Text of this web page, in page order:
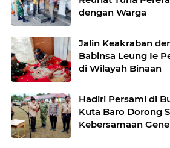
dengan Warga
Jalin Keakraban
Babinsa Leung Ie
di Wilayah Binaan
Hadiri Persami di
Kuta Baro Dorong
Kebersamaan